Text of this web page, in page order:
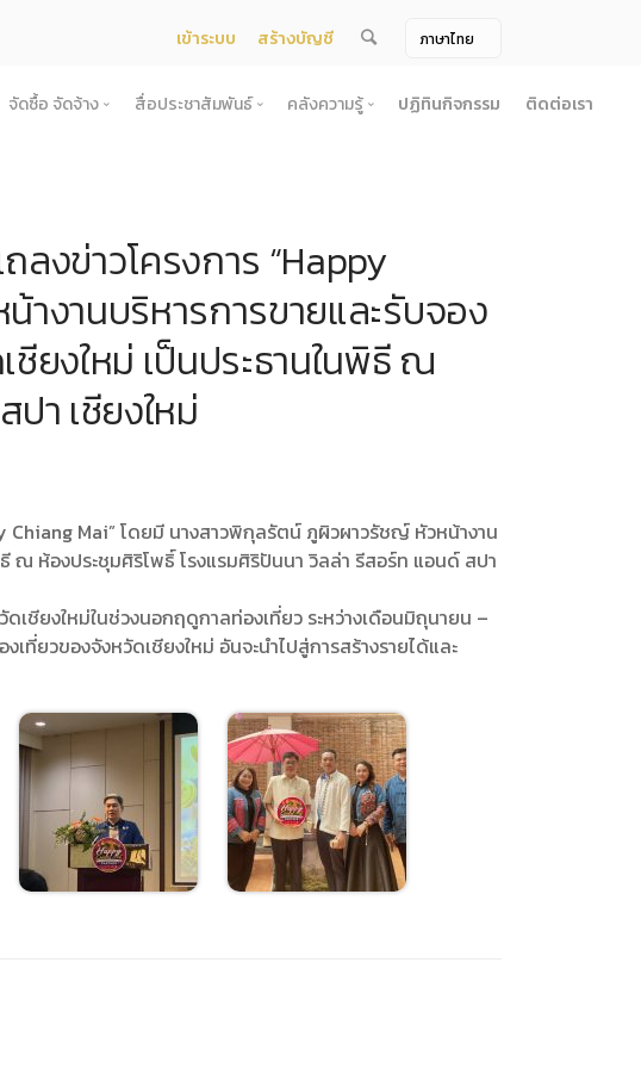
เข้าระบบ สร้างบัญชี
ราชกฤษฎีกาจัดตั้ง องค์การบริหารไนท์ซาฟารี (องค์การมหาชน) พ.ศ. 2568
ดี
งแวดล้อม
ญญัติ
ง
นท์ซาฟารี
ท์ซาฟารี
ำปี
เนินงานประจำปี รอบ 6 เดือน
ทุจริต
ดี
าทรัพยากรบุคคล
อสาธารณะ
สำหรับผู้รับบริการหรือผู้มาติดต่อ
พอใจการให้บริการ
แผนงาน 6 เดือน
นาทรัพยากรบุคคล
งานการเชื่อมโยง
ำเนินงานการเชื่อมโยง
ละแลกเปลี่ยนความคิดเห็น
จัดซื้อ จัดจ้าง
ประกาศประกวดราคา
ประกาศผู้ชนะการเสนอราคา
ประกาศยกเลิกการจัดหา
สัญญา
แผนปฏิบัติการจัดซื้อจัดจ้างประจำปี
สื่อประชาสัมพันธ์
ข้อมูลข่าวสาร (Information) /เอกสารข่าว
วารสาร
ภาพถ่าย
คลังความรู้
หนังสือ
เกร็ดความรู้
ปฏิทินกิจกรรม ติดต่อเรา
งข่าวโครงการ “Happy
งานบริหารการขายและรับจอง
ยงใหม่ เป็นประธานในพิธี ณ
า เชียงใหม่
Chiang Mai” โดยมี นางสาวพิกุลรัตน์ ภูผิวผาวรัชญ์ หัวหน้างาน
ณ ห้องประชุมศิริโพธิ์ โรงแรมศิริปันนา วิลล่า รีสอร์ท แอนด์ สปา
ชียงใหม่ในช่วงนอกฤดูกาลท่องเที่ยว ระหว่างเดือนมิถุนายน –
ที่ยวของจังหวัดเชียงใหม่ อันจะนำไปสู่การสร้างรายได้และ